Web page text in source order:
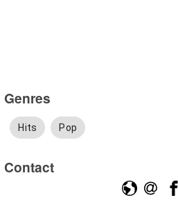
Genres
Hits Pop
Contact